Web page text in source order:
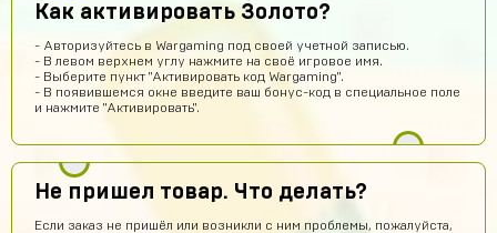
Как активировать Золото?
- Авторизуйтесь в Wargaming под своей учетной записью.
- В левом верхнем углу нажмите на своё игровое имя.
- Выберите пункт "Активировать код Wargaming".
- В появившемся окне введите ваш бонус-код в специальное поле
и нажмите "Активировать".
Не пришел товар. Что делать?
Если заказ не пришёл или возникли с ним проблемы, пожалуйста,
норм сайт
somftdcrew 9 часов назад
Сайт просто супер